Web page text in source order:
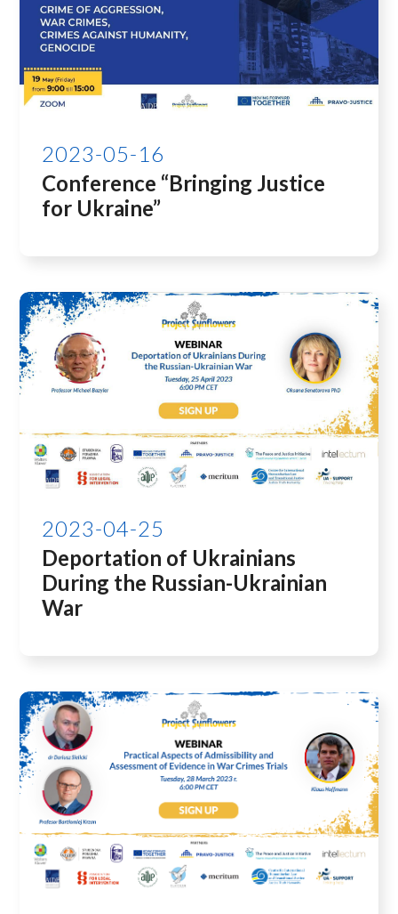
2023-05-16
Conference “Bringing Justice
for Ukraine”
2023-04-25
Deportation of Ukrainians
During the Russian-Ukrainian
War